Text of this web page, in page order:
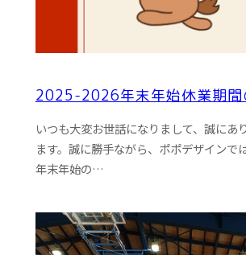
2025-2026年末年始休業期間
いつも大変お世話になりまして、誠にあ
ます。誠に勝手ながら、ポポデザインで
年末年始の…